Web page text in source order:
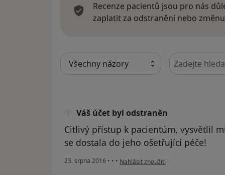
Recenze pacientů jsou pro nás
zaplatit za odstranění nebo
Hledejte v
Váš účet byl odstraněn
Citlivý přístup k pacientúm, vysvětlil
se dostala do jeho ošetřující péče!
23. srpna 2016 • • • podle názoru uživatele Váš účet byl
Nahlásit zneužití